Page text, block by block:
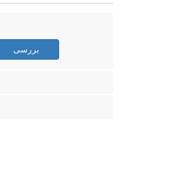
بررسی